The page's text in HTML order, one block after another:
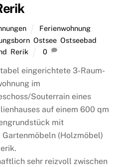
Ferienwohnung,
Ostsee Ostseebad
Rerik 0
eingerichtete 3-Raum-
im
Souterrain eines
auf einem 600 qm
mit
(Holzmöbel)
sehr reizvoll zwischen